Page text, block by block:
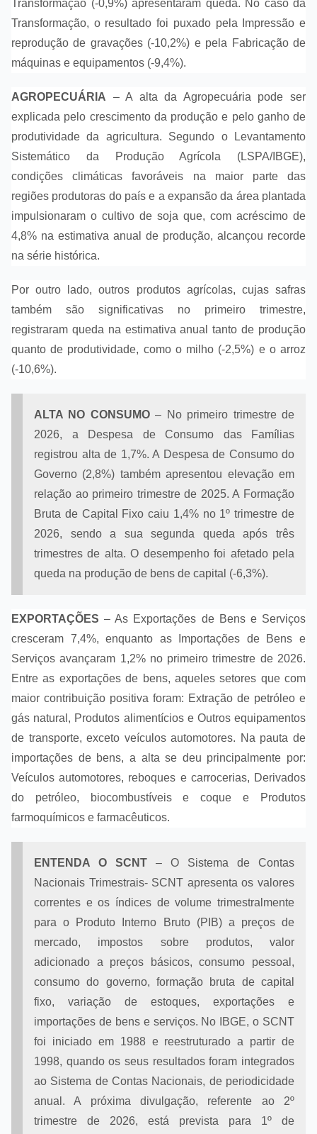
Transformação (-0,9%) apresentaram queda. No caso da
Transformação, o resultado foi puxado pela Impressão e
reprodução de gravações (-10,2%) e pela Fabricação de
máquinas e equipamentos (-9,4%).
AGROPECUÁRIA – A alta da Agropecuária pode ser
explicada pelo crescimento da produção e pelo ganho de
produtividade da agricultura. Segundo o Levantamento
Sistemático da Produção Agrícola (LSPA/IBGE),
condições climáticas favoráveis na maior parte das
regiões produtoras do país e a expansão da área plantada
impulsionaram o cultivo de soja que, com acréscimo de
4,8% na estimativa anual de produção, alcançou recorde
na série histórica.
Por outro lado, outros produtos agrícolas, cujas safras
também são significativas no primeiro trimestre,
registraram queda na estimativa anual tanto de produção
quanto de produtividade, como o milho (-2,5%) e o arroz
(-10,6%).
ALTA NO CONSUMO– No primeiro trimestre de
2026, a Despesa de Consumo das Famílias
registrou alta de 1,7%. A Despesa de Consumo do
Governo (2,8%) também apresentou elevação em
relação ao primeiro trimestre de 2025. A Formação
Bruta de Capital Fixo caiu 1,4% no 1º trimestre de
2026, sendo a sua segunda queda após três
trimestres de alta. O desempenho foi afetado pela
queda na produção de bens de capital (-6,3%).
EXPORTAÇÕES – As Exportações de Bens e Serviços
cresceram 7,4%, enquanto as Importações de Bens e
Serviços avançaram 1,2% no primeiro trimestre de 2026.
Entre as exportações de bens, aqueles setores que com
maior contribuição positiva foram: Extração de petróleo e
gás natural, Produtos alimentícios e Outros equipamentos
de transporte, exceto veículos automotores. Na pauta de
importações de bens, a alta se deu principalmente por:
Veículos automotores, reboques e carrocerias, Derivados
do petróleo, biocombustíveis e coque e Produtos
farmoquímicos e farmacêuticos.
ENTENDA O SCNT – O Sistema de Contas
Nacionais Trimestrais- SCNT apresenta os valores
correntes e os índices de volume trimestralmente
para o Produto Interno Bruto (PIB) a preços de
mercado, impostos sobre produtos, valor
adicionado a preços básicos, consumo pessoal,
consumo do governo, formação bruta de capital
fixo, variação de estoques, exportações e
importações de bens e serviços. No IBGE, o SCNT
foi iniciado em 1988 e reestruturado a partir de
1998, quando os seus resultados foram integrados
ao Sistema de Contas Nacionais, de periodicidade
anual. A próxima divulgação, referente ao 2º
trimestre de 2026, está prevista para 1º de